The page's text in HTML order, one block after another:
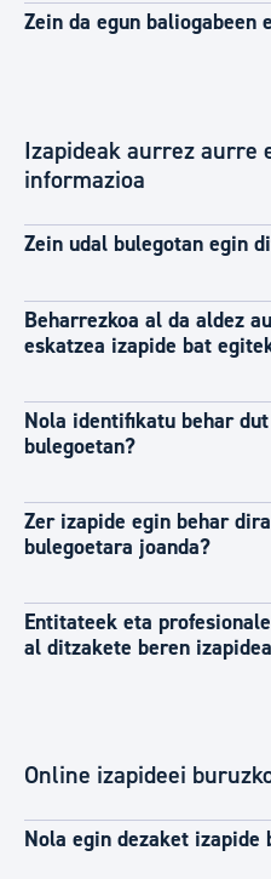
Zein da egun baliogabeen
Izapideak aurrez aurre
informazioa
Zein udal bulegotan egin
Beharrezkoa al da aldez
eskatzea izapide bat
Nola identifikatu behar
bulegoetan?
Zer izapide egin behar
bulegoetara joanda?
Entitateek eta
al ditzakete beren
Online izapideei
Nola egin dezaket izapide